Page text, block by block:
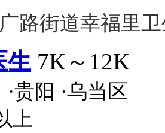
路街道幸福里
生 7K～12K
·贵阳 ·乌当区
上